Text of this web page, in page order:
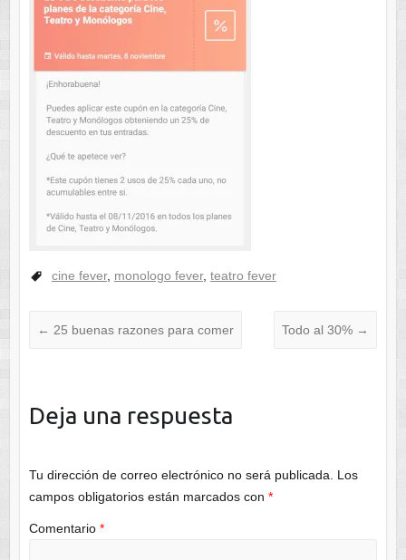
cine fever, monologo fever, teatro fever
← 25 buenas razones para comer Todo al 30% →
Deja una respuesta
Tu dirección de correo electrónico no será publicada.
Los
campos obligatorios están marcados con *
Comentario *